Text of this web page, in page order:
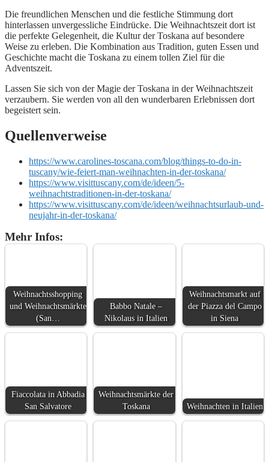
Die freundlichen Menschen und die festliche Stimmung dort
hinterlassen unvergessliche Eindrücke. Die Weihnachtszeit dort ist
die perfekte Gelegenheit, die Kultur der Toskana auf besondere
Weise zu erleben. Die Kombination aus Tradition, guten Essen und
Geschichte macht die Toskana zu einem tollen Ziel für die
Adventszeit.
Lassen Sie sich von der Magie der Toskana in der Weihnachtszeit
verzaubern. Sie werden von all den wunderbaren Erlebnissen dort
begeistert sein.
Quellenverweise
https://www.carolines-toscana.com/blog/things-to-do-in-
tuscany/wie-feiert-man-weihnachten-in-der-toskana/
https://www.visittuscany.com/de/ideen/5-
weihnachtstraditionen-in-der-toskana/
https://www.visittuscany.com/de/ideen/weihnachtsurlaub-und-
neujahr-in-der-toskana/
Mehr Infos:
Weihnachtsshopping
und Weihnachtsmärkte
(San…
Babbo Natale –
Nikolaus in Italien
Weihnachtsmarkt auf
der Piazza del Campo
in Siena
Fiaccolata in Abbadia
San Salvatore
Weihnachtsmärkte der
Toskana
Weihnachten in Italien